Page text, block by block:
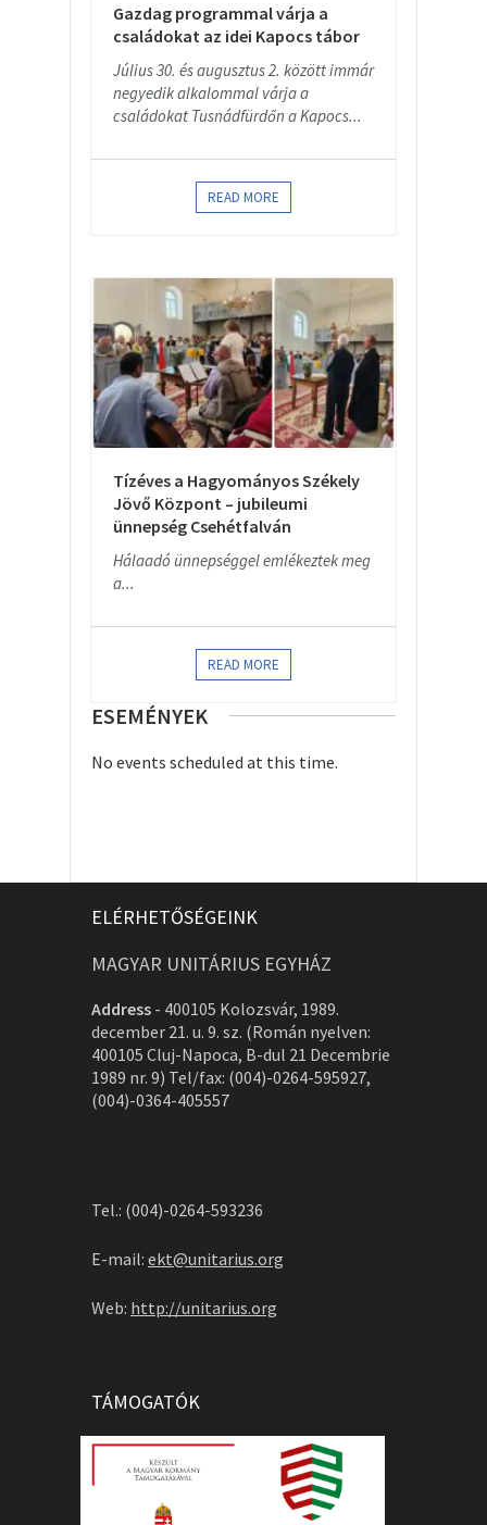
Gazdag programmal várja a
családokat az idei Kapocs tábor
Július 30. és augusztus 2. között immár
negyedik alkalommal várja a
családokat Tusnádfürdőn a Kapocs...
READ MORE
Tízéves a Hagyományos Székely
Jövő Központ – jubileumi
ünnepség Csehétfalván
Hálaadó ünnepséggel emlékeztek meg
a...
READ MORE
ESEMÉNYEK
No events scheduled at this time.
ELÉRHETŐSÉGEINK
MAGYAR UNITÁRIUS EGYHÁZ
Address - 400105 Kolozsvár, 1989.
december 21. u. 9. sz. (Román nyelven:
400105 Cluj-Napoca, B-dul 21 Decembrie
1989 nr. 9) Tel/fax: (004)-0264-595927,
(004)-0364-405557
Tel.: (004)-0264-593236
E-mail: ekt@unitarius.org
Web: http://unitarius.org
TÁMOGATÓK